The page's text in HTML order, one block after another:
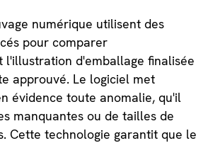
numérique utilisent des
pour comparer
l'illustration d'emballage finalisée
approuvé. Le logiciel met
évidence toute anomalie, qu'il
manquantes ou de tailles de
Cette technologie garantit que le